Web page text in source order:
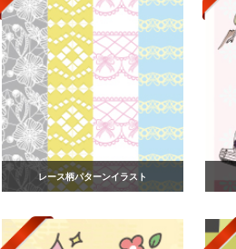
レース柄パターンイラスト